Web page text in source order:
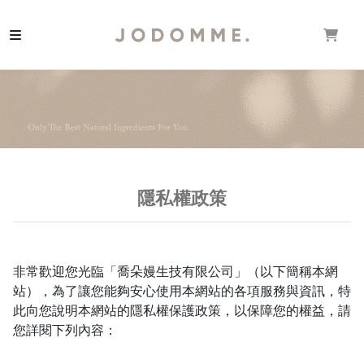
隱私權政策
非常歡迎您光臨「喬朵嫚生技有限公司」（以下簡稱本網
站），為了讓您能夠安心使用本網站的各項服務與資訊，特
此向您說明本網站的隱私權保護政策，以保障您的權益，請
您詳閱下列內容：